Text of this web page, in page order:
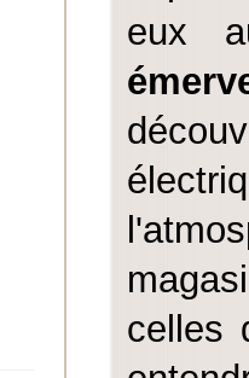
eux
celles